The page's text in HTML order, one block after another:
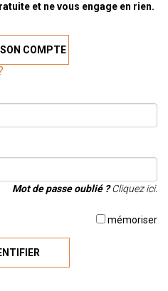
et ne vous engage en rien.
SON COMPTE
Mot de passe oublié ?Cliquez ici.
mémoriser